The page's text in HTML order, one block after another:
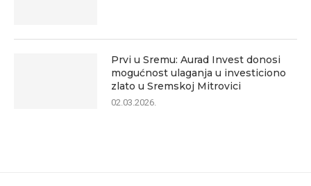
Prvi u Sremu: Aurad Invest donosi
mogućnost ulaganja u investiciono
zlato u Sremskoj Mitrovici
02.03.2026.